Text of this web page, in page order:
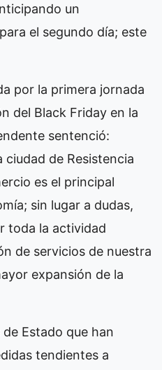
un
el segundo día; este
por la primera jornada
del Black Friday en la
sentenció:
ciudad de Resistencia
es el principal
sin lugar a dudas,
toda la actividad
de servicios de nuestra
expansión de la
Estado que han
tendientes a